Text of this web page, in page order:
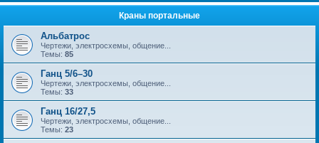
Краны портальные
Альбатрос
Чертежи, электросхемы, общение...
Темы: 85
Ганц 5/6–30
Чертежи, электросхемы, общение...
Темы: 33
Ганц 16/27,5
Чертежи, электросхемы, общение...
Темы: 23